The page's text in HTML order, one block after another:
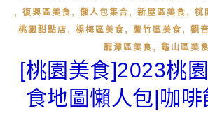
, 復興區美食 , 懶人包集合 , 新屋區美食 , 桃
桃園甜點店 , 楊梅區美食 , 蘆竹區美食 , 觀
龍潭區美食 , 龜山區美食
[桃園美食]2023桃
食地圖懶人包|咖